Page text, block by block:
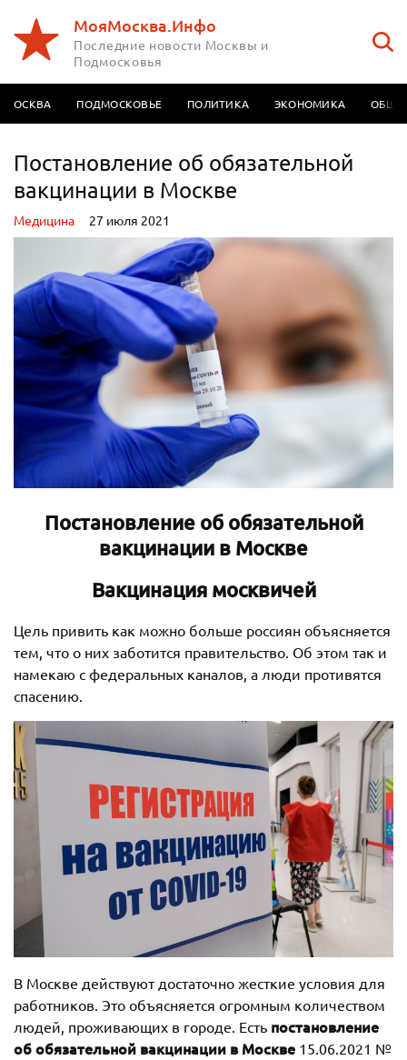
МояМосква.Инфо
Последние новости Москвы и
Подмосковья
МОСКВА ПОДМОСКОВЬЕ ПОЛИТИКА ЭКОНОМИКА
Постановление об обязательной
вакцинации в Москве
Медицина 27 июля 2021
Постановление об обязательной
вакцинации в Москве
Вакцинация москвичей
Цель привить как можно больше россиян объясняется
тем, что о них заботится правительство. Об этом так и
намекаю с федеральных каналов, а люди противятся
спасению.
В Москве действуют достаточно жесткие условия для
работников. Это объясняется огромным количеством
людей, проживающих в городе. Есть постановление
об обязательной вакцинации в Москве 15.06.2021 №